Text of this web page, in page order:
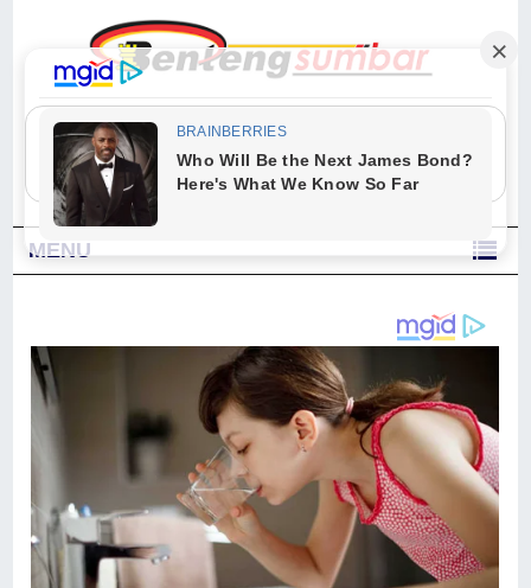
"Sesungguhnya Allah dan para malaikat-Nya berselawat untuk Nabi.
Wahai orang-orang yang beriman, berselawatlah kamu untuk Nabi dan
ucapkanlah salam dengan penuh penghormatan kepadanya." (Qs. Al
Ahzab Ayat 56)
MENU